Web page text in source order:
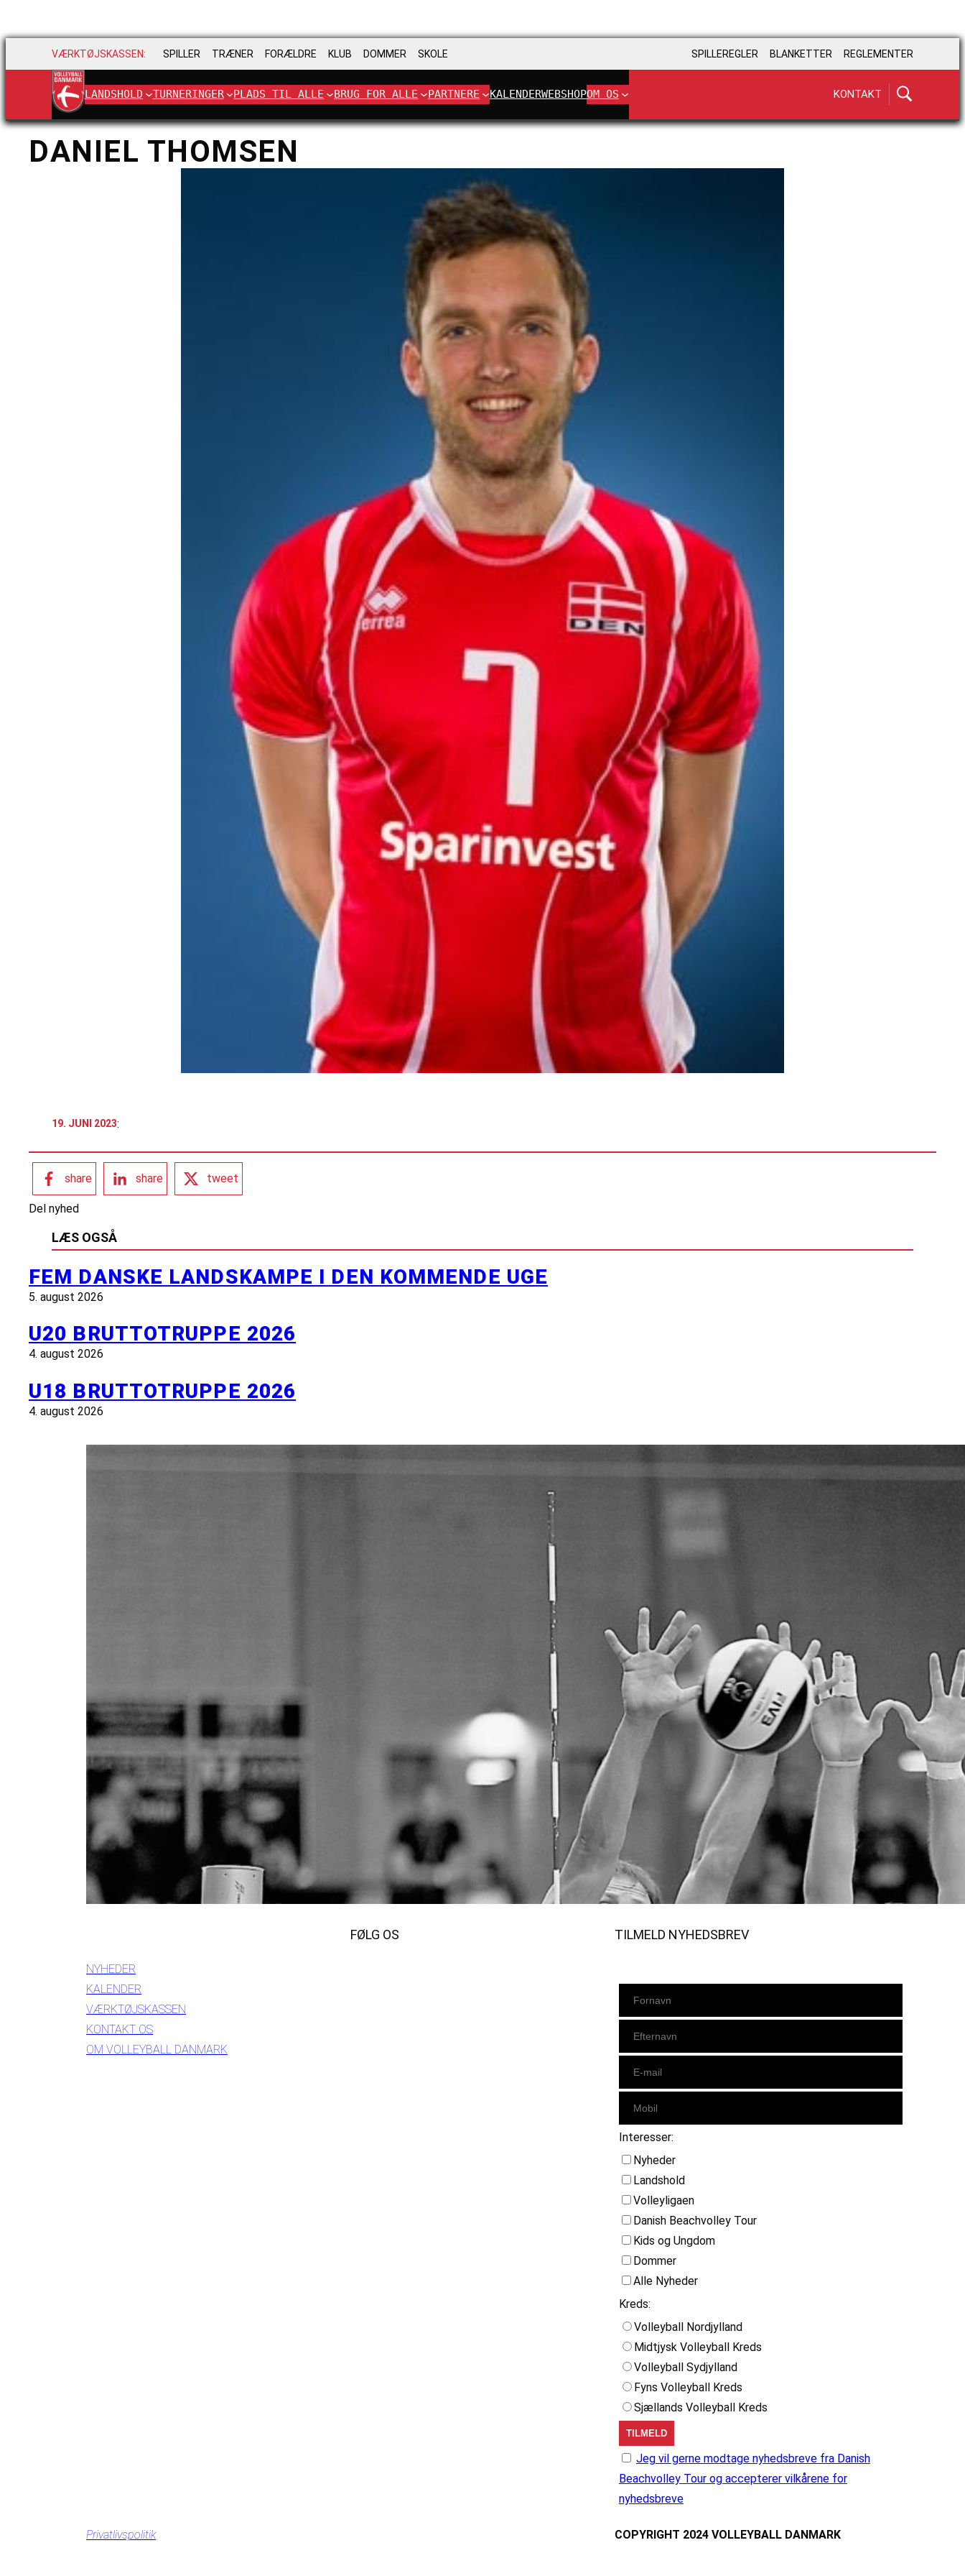
VÆRKTØJSKASSEN: SPILLER TRÆNER FORÆLDRE KLUB DOMMER SKOLE SPILLEREGLER BLANKETTER REGLEMENTER
LANDSHOLD TURNERINGER PLADS TIL ALLE BRUG FOR ALLE PARTNERE KALENDERWEBSHOPOM OS KONTAKT
DANIEL THOMSEN
19. JUNI 2023:
share share tweet
Del nyhed
LÆS OGSÅ
FEM DANSKE LANDSKAMPE I DEN KOMMENDE UGE
5. august 2026
U20 BRUTTOTRUPPE 2026
4. august 2026
U18 BRUTTOTRUPPE 2026
4. august 2026
NYHEDER
KALENDER
VÆRKTØJSKASSEN
KONTAKT OS
OM VOLLEYBALL DANMARK
FØLG OS TILMELD NYHEDSBREV
Interesser:
Nyheder
Landshold
Volleyligaen
Danish Beachvolley Tour
Kids og Ungdom
Dommer
Alle Nyheder
Kreds:
Volleyball Nordjylland
Midtjysk Volleyball Kreds
Volleyball Sydjylland
Fyns Volleyball Kreds
Sjællands Volleyball Kreds
Jeg vil gerne modtage nyhedsbreve fra Danish
Beachvolley Tour og accepterer vilkårene for
nyhedsbreve
Privatlivspolitik COPYRIGHT 2024 VOLLEYBALL DANMARK